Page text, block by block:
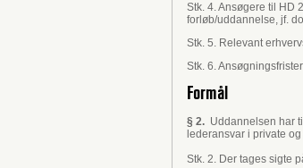
Stk. 4. Ansøgere til HD
forløb/uddannelse, jf.
Stk. 5. Relevant
Stk. 6.
Formål
§ 2. Uddannelsen har
lederansvar i private
Stk. 2. Der tages sigte